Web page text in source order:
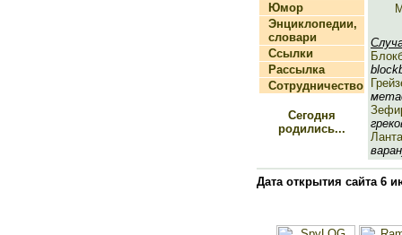
Юмор
Энциклопедии,
словари
Ссылки
Рассылка
Сотрудничество
Сегодня
родились...
Дата открытия сайта 6